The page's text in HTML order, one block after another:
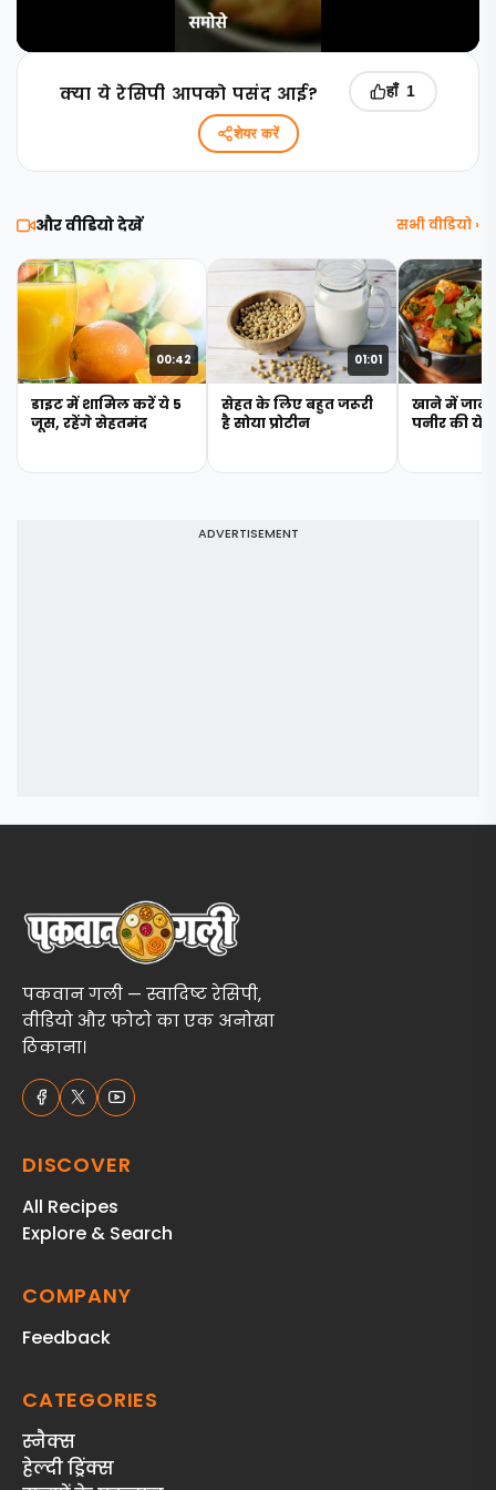
क्‍या ये रेसिपी आपको पसंद आई? हाँ 1
शेयर करें
और वीडियो देखें सभी वीडियो ›
00:42
डाइट में शामिल करें ये 5
जूस, रहेंगे सेहतमंद
01:01
सेहत के लिए बहुत जरूरी
है सोया प्रोटीन
खाने में जान
पनीर की ये
ADVERTISEMENT
पकवान गली — स्वादिष्ट रेसिपी,
वीडियो और फोटो का एक अनोखा
ठिकाना।
DISCOVER
All Recipes
Explore & Search
COMPANY
Feedback
CATEGORIES
स्‍नैक्‍स
हेल्दी ड्रिंक्स